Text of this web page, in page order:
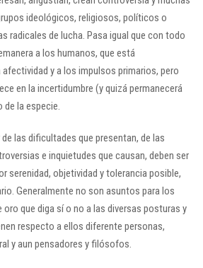
ideológicos, religiosos, políticos o
radicales de lucha. Pasa igual que con todo
a los humanos, que está
y a los impulsos primarios, pero
en la incertidumbre (y quizá permanecerá
de la especie.
las dificultades que presentan, de las
e inquietudes que causan, deben ser
serenidad, objetividad y tolerancia posible,
Generalmente no son asuntos para los
oro que diga sí o no a las diversas posturas y
respecto a ellos diferente personas,
y aun pensadores y filósofos.